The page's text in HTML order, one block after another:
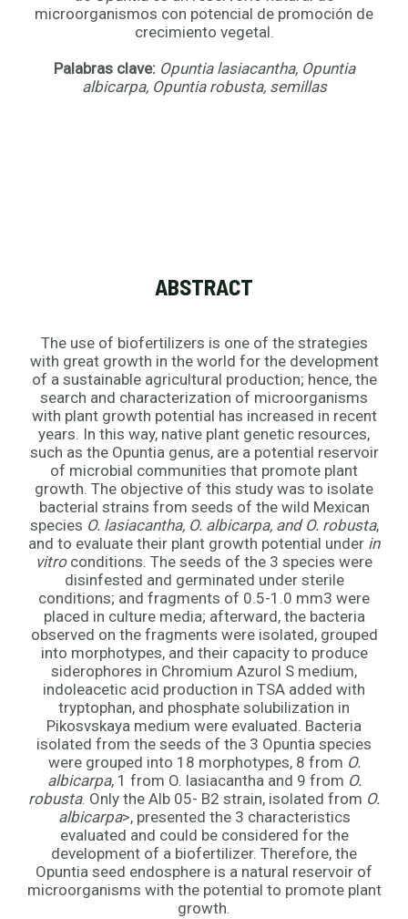
microorganismos con potencial de promoción de
crecimiento vegetal.
Palabras clave:Opuntia lasiacantha, Opuntia
albicarpa, Opuntia robusta, semillas
ABSTRACT
The use of biofertilizers is one of the strategies
with great growth in the world for the development
of a sustainable agricultural production; hence, the
search and characterization of microorganisms
with plant growth potential has increased in recent
years. In this way, native plant genetic resources,
such as the Opuntia genus, are a potential reservoir
of microbial communities that promote plant
growth. The objective of this study was to isolate
bacterial strains from seeds of the wild Mexican
species O. lasiacantha, O. albicarpa, and O. robusta,
and to evaluate their plant growth potential under in
vitroconditions. The seeds of the 3 species were
disinfested and germinated under sterile
conditions; and fragments of 0.5-1.0 mm3 were
placed in culture media; afterward, the bacteria
observed on the fragments were isolated, grouped
into morphotypes, and their capacity to produce
siderophores in Chromium Azurol S medium,
indoleacetic acid production in TSA added with
tryptophan, and phosphate solubilization in
Pikosvskaya medium were evaluated. Bacteria
isolated from the seeds of the 3 Opuntia species
were grouped into 18 morphotypes, 8 from O.
albicarpa, 1 from O. lasiacantha and 9 from O.
robusta. Only the Alb 05- B2 strain, isolated from O.
albicarpa>, presented the 3 characteristics
evaluated and could be considered for the
development of a biofertilizer. Therefore, the
Opuntia seed endosphere is a natural reservoir of
microorganisms with the potential to promote plant
growth.